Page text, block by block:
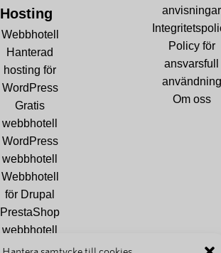
Hosting
Webbhotell
Hanterad
hosting för
WordPress
Gratis
webbhotell
WordPress
webbhotell
Webbhotell
för Drupal
PrestaShop
webbhotell
Joomla
anvisningar
Policy för
ansvarsfull
användning
Om oss